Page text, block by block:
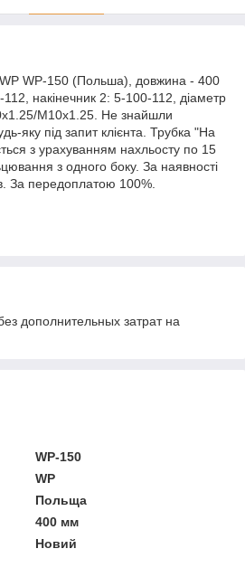
WP WP-150 (Польша), довжина - 400
накінечник 2: 5-100-112, діаметр
М10х1.25. Не знайшли
яку під запит клієнта. Трубка "На
з урахуванням нахльосту по 15
з одного боку. За наявності
За передоплатою 100%.
дополнительных затрат на
WP-150
WP
Польща
400 мм
Новий